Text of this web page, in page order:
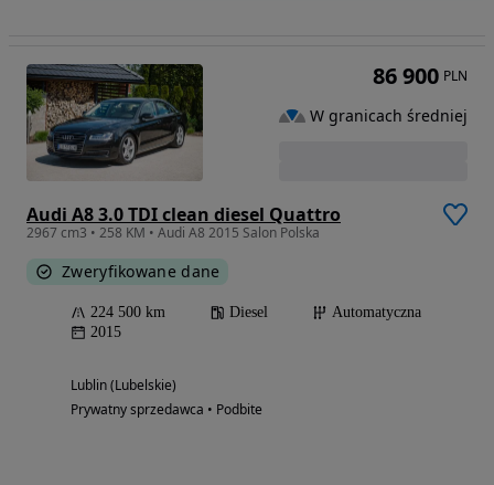
Audi A8 3.0 TDI clean diesel Quattro
2967 cm3 • 258 KM • Audi A8 2015 Salon Polska
Zweryfikowane dane
224 500 km Diesel
Automatyczna
2015
Lublin (Lubelskie)
Prywatny sprzedawca • Podbite
86 900 PLN
W granicach średniej